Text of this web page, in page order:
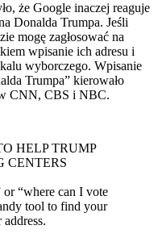
że Google inaczej reaguje
Donalda Trumpa. Jeśli
mogę zagłosować na
wpisanie ich adresu i
wyborczego. Wpisanie
Trumpa” kierowało
CNN, CBS i NBC.
HELP TRUMP
CENTERS
“where can I vote
tool to find your